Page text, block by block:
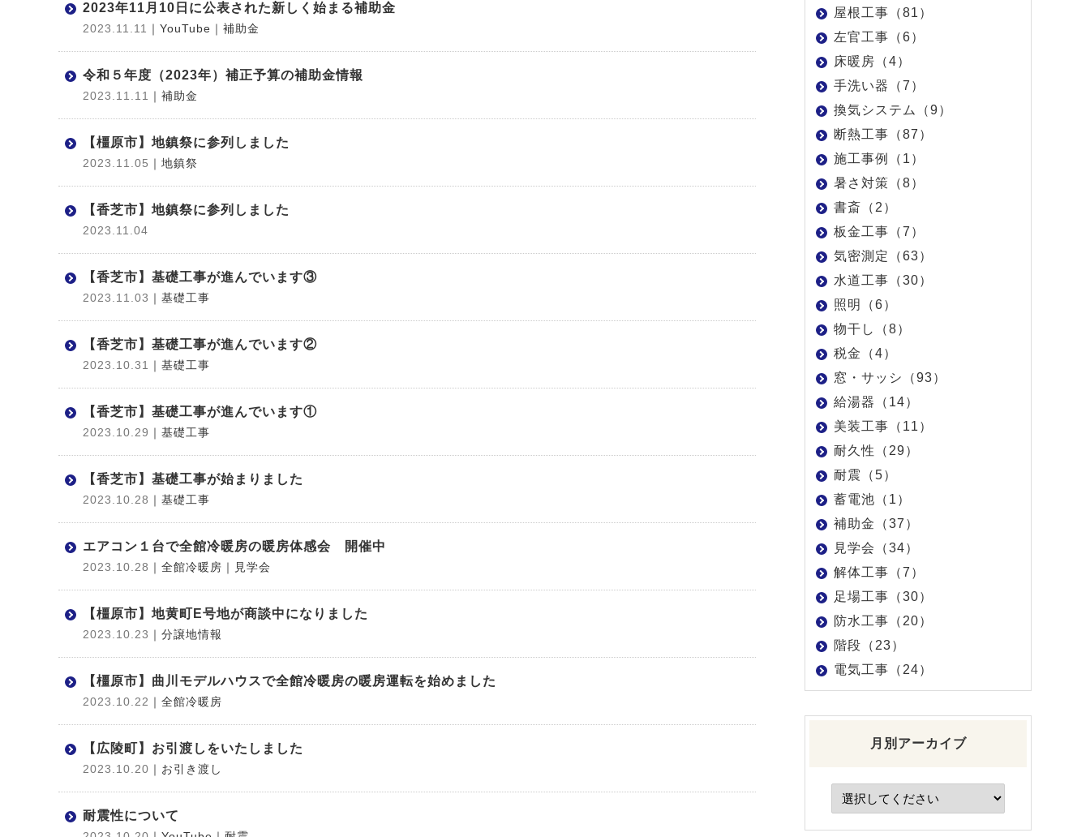
2023年11月10日に公表された新しく始まる補助金
2023.11.11 ｜YouTube ｜補助金
令和５年度（2023年）補正予算の補助金情報
2023.11.11 ｜補助金
【橿原市】地鎮祭に参列しました
2023.11.05 ｜地鎮祭
【香芝市】地鎮祭に参列しました
2023.11.04
【香芝市】基礎工事が進んでいます③
2023.11.03 ｜基礎工事
【香芝市】基礎工事が進んでいます②
2023.10.31 ｜基礎工事
【香芝市】基礎工事が進んでいます①
2023.10.29 ｜基礎工事
【香芝市】基礎工事が始まりました
2023.10.28 ｜基礎工事
エアコン１台で全館冷暖房の暖房体感会 開催中
2023.10.28 ｜全館冷暖房 ｜見学会
【橿原市】地黄町E号地が商談中になりました
2023.10.23 ｜分譲地情報
【橿原市】曲川モデルハウスで全館冷暖房の暖房運転を始めました
2023.10.22 ｜全館冷暖房
【広陵町】お引渡しをいたしました
2023.10.20 ｜お引き渡し
耐震性について
屋根工事（81）
左官工事（6）
床暖房（4）
手洗い器（7）
換気システム（9）
断熱工事（87）
施工事例（1）
暑さ対策（8）
書斎（2）
板金工事（7）
気密測定（63）
水道工事（30）
照明（6）
物干し（8）
税金（4）
窓・サッシ（93）
給湯器（14）
美装工事（11）
耐久性（29）
耐震（5）
蓄電池（1）
補助金（37）
見学会（34）
解体工事（7）
足場工事（30）
防水工事（20）
階段（23）
電気工事（24）
月別アーカイブ